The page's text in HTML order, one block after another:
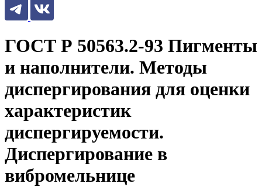
ГОСТ Р 50563.2-93 Пигменты
и наполнители. Методы
диспергирования для оценки
характеристик
диспергируемости.
Диспергирование в
вибромельнице